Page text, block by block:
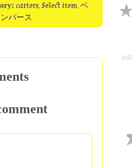
carters,Select item,ベ
パース